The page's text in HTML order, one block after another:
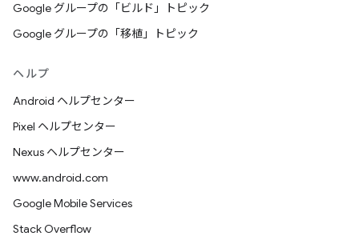
Google グループの「ビルド」トピック
Google グループの「移植」トピック
ヘルプ
Android ヘルプセンター
Pixel ヘルプセンター
Nexus ヘルプセンター
www.android.com
Google Mobile Services
Stack Overflow